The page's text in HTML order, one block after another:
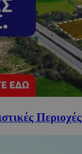
Περιοχές